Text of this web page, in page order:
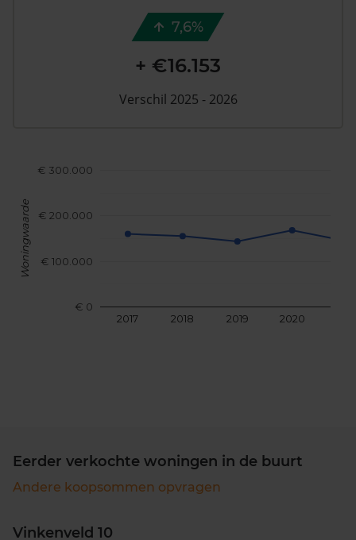
2017 2018 2019 2020
€ 0
€ 100.000
€ 200.000
€ 300.000
Woningwaarde
7,6%
+ €16.153
Verschil 2025 - 2026
Eerder verkochte woningen in de buurt
Andere koopsommen opvragen
Vinkenveld 10